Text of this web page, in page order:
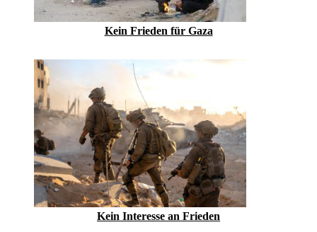
Kein Frieden für Gaza
Kein Inte­resse an Frieden